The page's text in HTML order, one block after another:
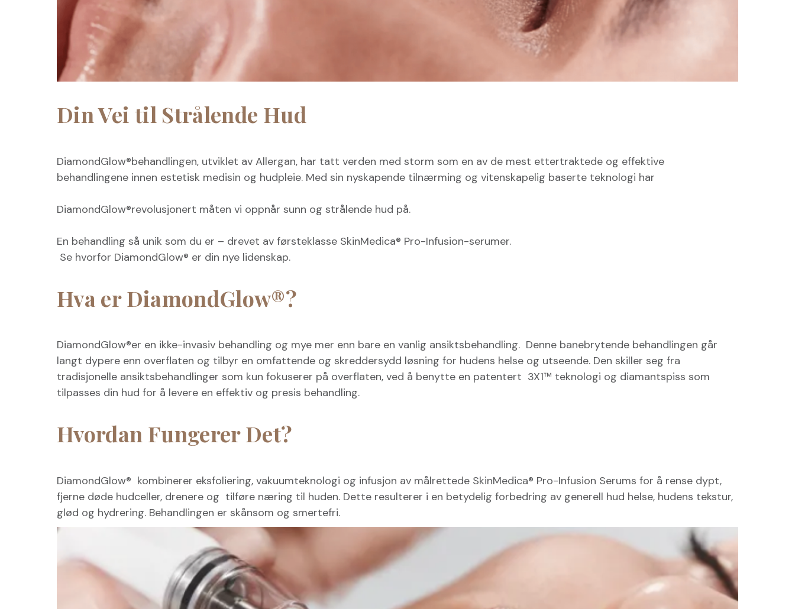
Din Vei til Strålende Hud
DiamondGlow®behandlingen, utviklet av Allergan, har tatt verden med storm som en av de mest ettertraktede og effektive
behandlingene innen estetisk medisin og hudpleie. Med sin nyskapende tilnærming og vitenskapelig baserte teknologi har
DiamondGlow®revolusjonert måten vi oppnår sunn og strålende hud på.
En behandling så unik som du er – drevet av førsteklasse SkinMedica® Pro-Infusion-serumer.
Se hvorfor DiamondGlow® er din nye lidenskap.
Hva er DiamondGlow®?
DiamondGlow®er en ikke-invasiv behandling og mye mer enn bare en vanlig ansiktsbehandling. Denne banebrytende behandlingen går
langt dypere enn overflaten og tilbyr en omfattende og skreddersydd løsning for hudens helse og utseende. Den skiller seg fra
tradisjonelle ansiktsbehandlinger som kun fokuserer på overflaten, ved å benytte en patentert 3X1™ teknologi og diamantspiss som
tilpasses din hud for å levere en effektiv og presis behandling.
Hvordan Fungerer Det?
DiamondGlow® kombinerer eksfoliering, vakuumteknologi og infusjon av målrettede SkinMedica® Pro-Infusion Serums for å rense dypt,
fjerne døde hudceller, drenere og tilføre næring til huden. Dette resulterer i en betydelig forbedring av generell hud helse, hudens tekstur,
glød og hydrering. Behandlingen er skånsom og smertefri.